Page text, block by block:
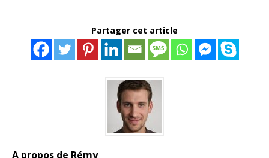
Partager cet article
A propos de Rémy